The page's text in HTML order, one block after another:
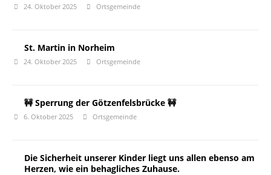
24. Oktober 2025 Ortsgemeinde
St. Martin in Norheim
24. Oktober 2025 Ortsgemeinde
🚧 Sperrung der Götzenfelsbrücke 🚧
6. Oktober 2025 Ortsgemeinde
Die Sicherheit unserer Kinder liegt uns allen ebenso am
Herzen, wie ein behagliches Zuhause.